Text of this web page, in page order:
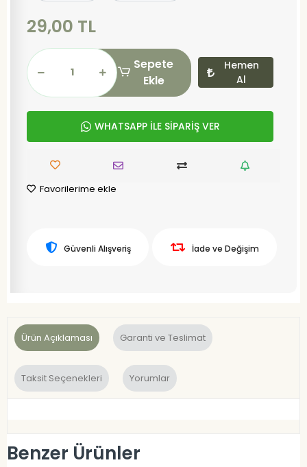
29,00 TL
Sepete
Ekle
Hemen
Al
WHATSAPP İLE SİPARİŞ VER
Favorilerime ekle
Güvenli Alışveriş İade ve Değişim
Ürün Açıklaması Garanti ve Teslimat
Taksit Seçenekleri Yorumlar
Benzer Ürünler